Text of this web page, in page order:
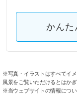
かんた
※写真・イラストはすべてイ
風景をご覧いただけるとはか
※当ウェブサイトの情報につ